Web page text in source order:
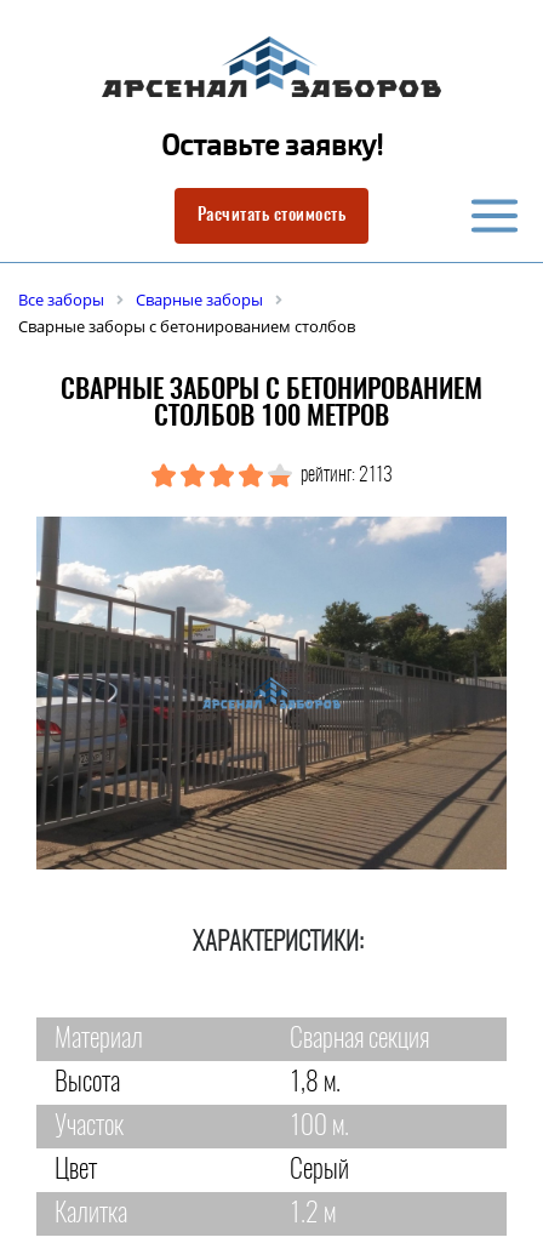
Оставьте заявку!
Расчитать стоимость
Все заборы
Сварные заборы
Сварные заборы с бетонированием столбов
СВАРНЫЕ ЗАБОРЫ С БЕТОНИРОВАНИЕМ
СТОЛБОВ 100 МЕТРОВ
рейтинг: 2113
ХАРАКТЕРИСТИКИ:
Материал
Сварная секция
Высота
1,8 м.
Участок
100 м.
Цвет
Серый
Калитка
1.2 м